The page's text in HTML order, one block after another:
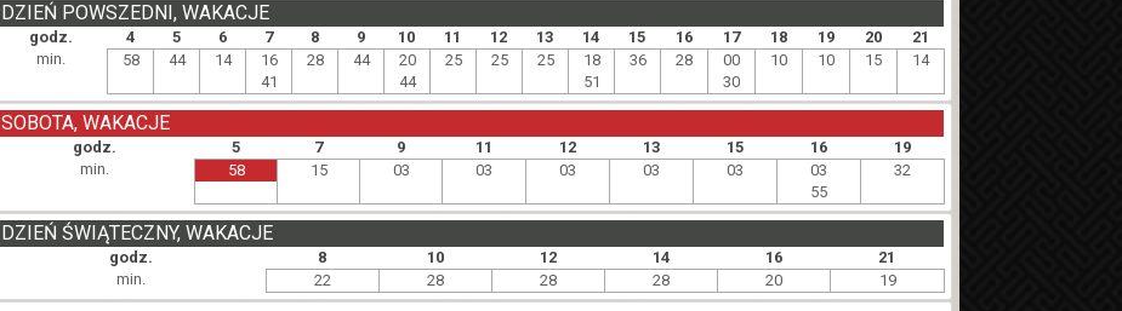
godz. 4 5 6 7 8 9 10 11 12 13 14 15 16 17 18 19 20 21
DZIEŃ POWSZEDNI, WAKACJE
min. 58 44 14
16
41
28 44
20
44
25 25 25
18
51
36 28
00
30
10 10 15 14
godz. 5 7 9 11 12 13 15 16 19
SOBOTA, WAKACJE
min. 58 15 03 03 03 03 03
03
55
32
godz. 8 10 12 14 16 21
DZIEŃ ŚWIĄTECZNY, WAKACJE
min. 22 28 28 28 20 19